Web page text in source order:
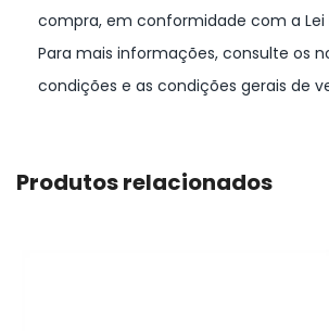
compra, em conformidade com a Lei
Para mais informações, consulte os
condições e as condições gerais de
Produtos relacionados